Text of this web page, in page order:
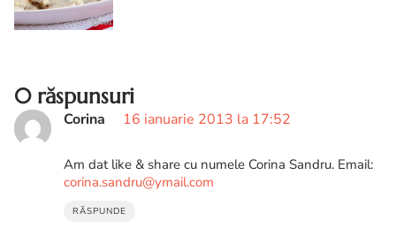
0 răspunsuri
Corina 16 ianuarie 2013 la 17:52
Am dat like & share cu numele Corina Sandru. Email:
corina.sandru@ymail.com
RĂSPUNDE